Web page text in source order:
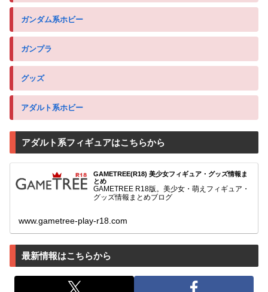
ガンダム系ホビー
ガンプラ
グッズ
アダルト系ホビー
アダルト系フィギュアはこちらから
GAMETREE(R18) 美少女フィギュア・グッズ情報ま
とめ
GAMETREE R18版。美少女・萌えフィギュア・
グッズ情報まとめブログ
www.gametree-play-r18.com
最新情報はこちらから